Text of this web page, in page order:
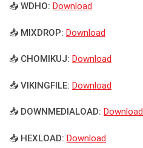
📥 WDHO: Download
📥 MIXDROP: Download
📥 CHOMIKUJ: Download
📥 VIKINGFILE: Download
📥 DOWNMEDIALOAD: Download
📥 HEXLOAD: Download